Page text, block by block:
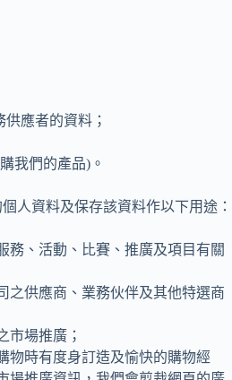
應者的資料；
我們的產品)。
人資料及保存該資料作以下用途：
務、活動、比賽、推廣及項目有關
之供應商、業務伙伴及其他特選商
市場推廣；
物時有度身訂造及愉快的購物經